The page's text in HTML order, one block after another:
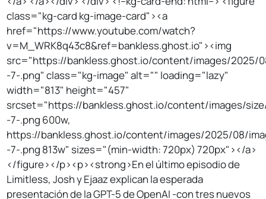
class="kg-card kg-image-card"><a
href="https://www.youtube.com/watch?
v=M_WRK8q43c8&ref=bankless.ghost.io"><img
src="https://bankless.ghost.io/content/images/2025/
-7-.png" class="kg-image" alt="" loading="lazy"
width="813" height="457"
srcset="https://bankless.ghost.io/content/images/
-7-.png 600w,
https://bankless.ghost.io/content/images/2025/08/
-7-.png 813w" sizes="(min-width: 720px) 720px"></a>
</figure></p><p><strong>En el último episodio de
Limitless, Josh y Ejaaz explican la esperada
presentación de la GPT-5 de OpenAI -con tres nuevos